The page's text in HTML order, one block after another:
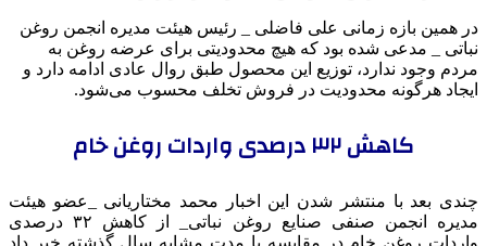
در همین بازه زمانی علی فاضلی _ رئیس هیئت مدیره انجمن روغن
نباتی _ مدعی شده بود که هیچ محدودیتی برای عرضه روغن به
مردم وجود ندارد، توزیع این محصول طبق روال عادی ادامه دارد و
ایجاد هرگونه محدودیت در فروش تخلف محسوب می‌شود.
کاهش ۳۲ درصدی واردات روغن خام
چندی بعد با منتشر شدن این اخبار محمد مختاریانی _عضو هیئت
مدیره انجمن صنفی صنایع روغن نباتی_ از کاهش ۳۲ درصدی
واردات روغن خام در مقایسه با مدت مشابه سال گذشته خبر داد